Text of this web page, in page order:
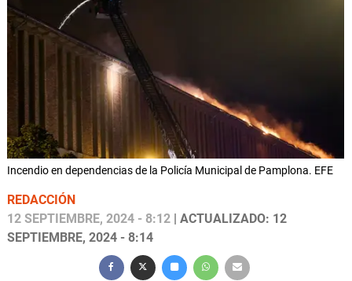
Incendio en dependencias de la Policía Municipal de Pamplona. EFE
REDACCIÓN
12 SEPTIEMBRE, 2024 - 8:12 | ACTUALIZADO: 12
SEPTIEMBRE, 2024 - 8:14